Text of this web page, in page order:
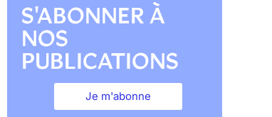
S'ABONNER À
NOS
PUBLICATIONS
Je m'abonne